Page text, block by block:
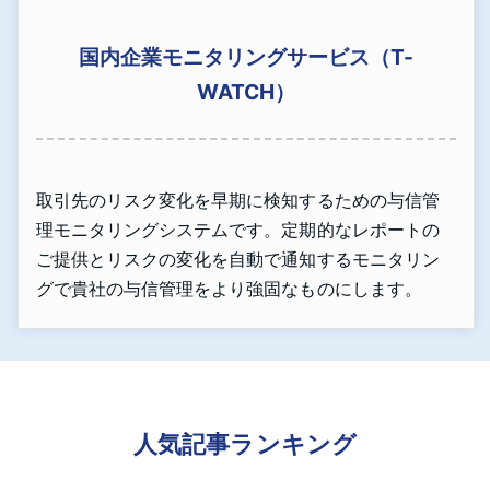
国内企業モニタリングサービス（T-
WATCH）
取引先のリスク変化を早期に検知するための与信管
理モニタリングシステムです。定期的なレポートの
ご提供とリスクの変化を自動で通知するモニタリン
グで貴社の与信管理をより強固なものにします。
人気記事ランキング